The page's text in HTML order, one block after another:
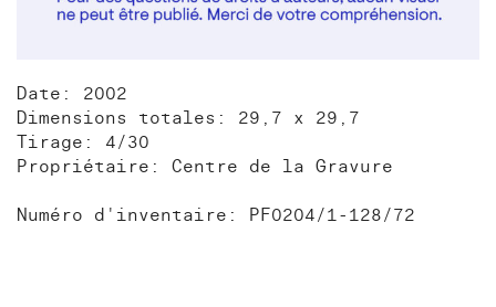
Date: 2002
Dimensions totales: 29,7 x 29,7
Tirage: 4/30
Propriétaire: Centre de la Gravure
Numéro d'inventaire: PF0204/1-128/72